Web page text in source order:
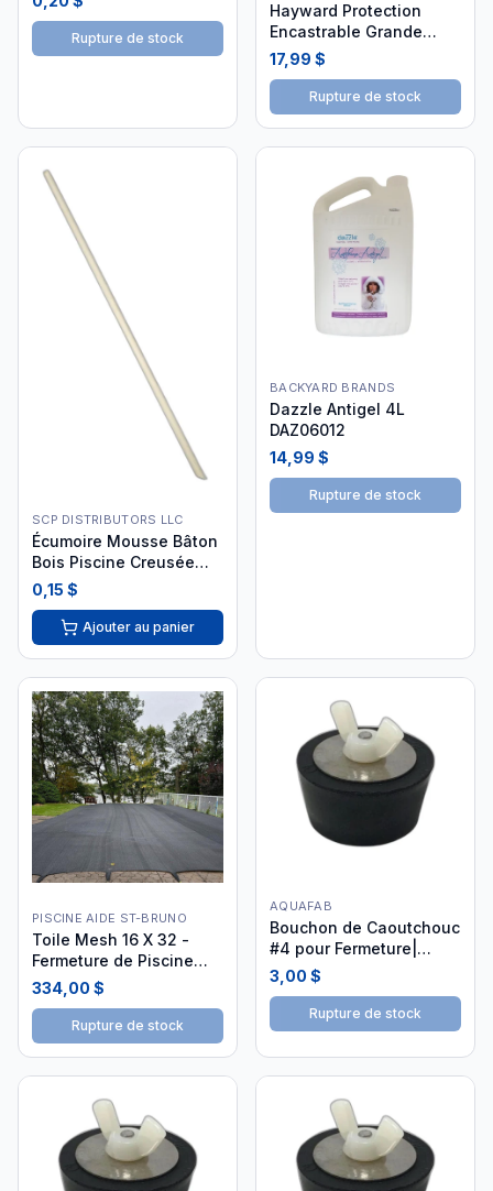
Rupture de stock
Hayward Protection
Encastrable Grande
Lumière - 25Z004720
17,99 $
Rupture de stock
SCP DISTRIBUTORS LLC
Écumoire Mousse Bâton
Bois Piscine Creusée
QQQ-37-2002
0,15 $
Ajouter au panier
BACKYARD BRANDS
Dazzle Antigel 4L
DAZ06012
14,99 $
Rupture de stock
PISCINE AIDE ST-BRUNO
Toile Mesh 16 X 32 -
Fermeture de Piscine
X003FI9SQH
334,00 $
Rupture de stock
AQUAFAB
Bouchon de Caoutchouc
#4 pour Fermeture|
PLUG4
3,00 $
Rupture de stock